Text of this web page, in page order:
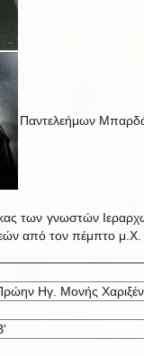
Παντελεήμων
των γνωστών
από τον πέμπτο μ.Χ.
Ηγ. Μονής